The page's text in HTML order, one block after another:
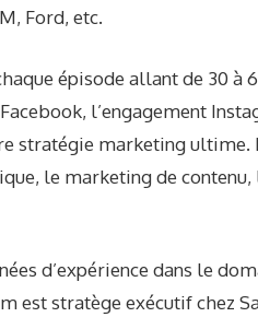
Ford, etc.
épisode allant de 30 à
l’engagement
stratégie marketing ultime.
le marketing de contenu,
d’expérience dans le
est stratège exécutif chez